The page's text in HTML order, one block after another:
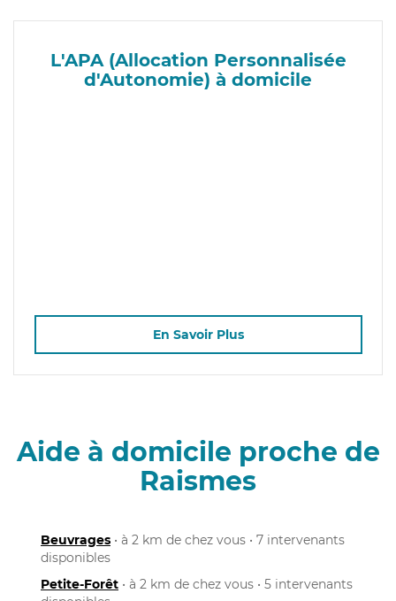
L'APA (Allocation Personnalisée
d'Autonomie) à domicile
En Savoir Plus
Aide à domicile proche de
Raismes
Beuvrages • à 2 km de chez vous • 7 intervenants
disponibles
Petite-Forêt • à 2 km de chez vous • 5 intervenants